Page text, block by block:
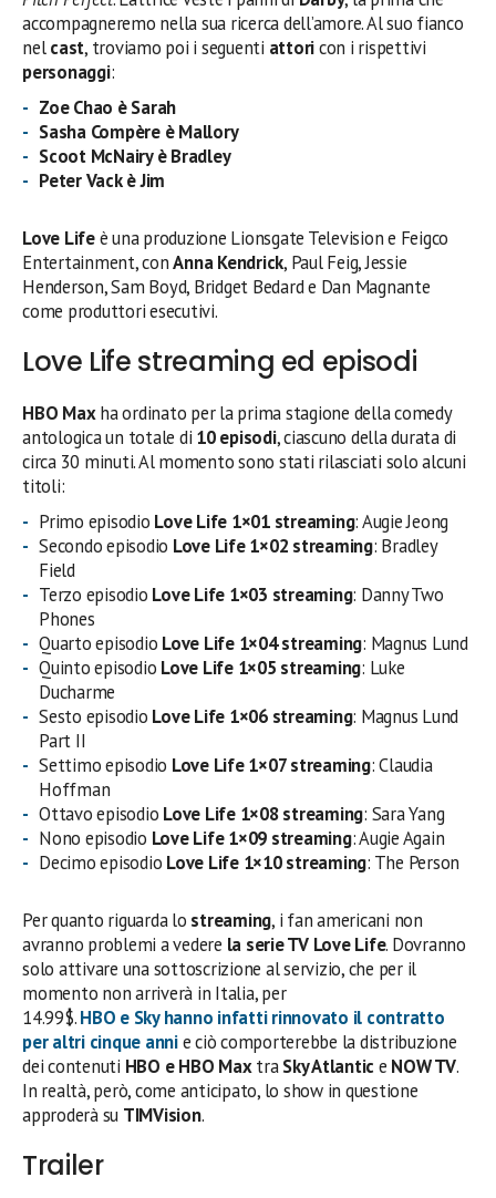
accompagneremo nella sua ricerca dell’amore. Al suo fianco
nelcast, troviamo poi i seguenti attoricon i rispettivi
personaggi:
Zoe Chao è Sarah
Sasha Compère è Mallory
Scoot McNairy è Bradley
Peter Vack è Jim
Love Lifeè una produzione Lionsgate Television e Feigco
Entertainment, conAnna Kendrick, Paul Feig, Jessie
Henderson, Sam Boyd, Bridget Bedard e Dan Magnante
come produttori esecutivi.
Love Life streaming ed episodi
HBO Maxha ordinato per la prima stagione della comedy
antologica un totale di 10 episodi, ciascuno della durata di
circa 30 minuti. Al momento sono stati rilasciati solo alcuni
titoli:
Primo episodio Love Life 1×01 streaming: Augie Jeong
Secondo episodio Love Life 1×02 streaming: Bradley
Field
Terzo episodio Love Life 1×03 streaming: Danny Two
Phones
Quarto episodio Love Life 1×04 streaming: Magnus Lund
Quinto episodio Love Life 1×05 streaming: Luke
Ducharme
Sesto episodio Love Life 1×06 streaming: Magnus Lund
Part II
Settimo episodio Love Life 1×07 streaming: Claudia
Hoffman
Ottavo episodio Love Life 1×08 streaming: Sara Yang
Nono episodio Love Life 1×09 streaming: Augie Again
Decimo episodio Love Life 1×10 streaming: The Person
Per quanto riguarda lo streaming, i fan americani non
avranno problemi a vedere la serie TV Love Life. Dovranno
solo attivare una sottoscrizione al servizio, che per il
momento non arriverà in Italia, per
14.99$.HBO e Skyhanno infatti rinnovato il contratto
per altri cinque annie ciò comporterebbe la distribuzione
dei contenuti HBO e HBO MaxtraSky Atlantic e NOW TV.
In realtà, però, come anticipato, lo show in questione
approderà su TIMVision.
Trailer